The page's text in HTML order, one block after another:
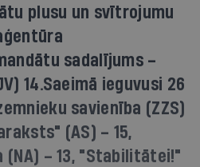
plusu un svītrojumu
sadalījums –
14.Saeimā ieguvusi 26
savienība (ZZS)
(AS) – 15,
(NA) – 13, "Stabilitātei!"